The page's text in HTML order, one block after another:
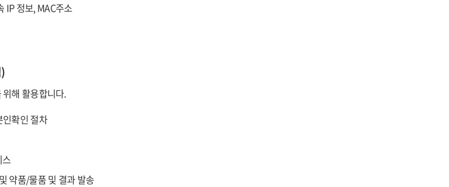
IP 정보, MAC주소
해 활용합니다.
확인 절차
약품/물품 및 결과 발송